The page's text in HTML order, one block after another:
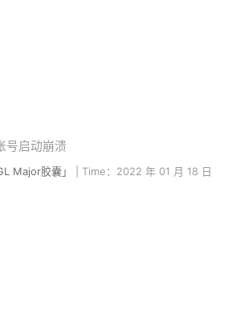
号启动崩溃
Major胶囊」 | Time：2022 年 01 月 18 日